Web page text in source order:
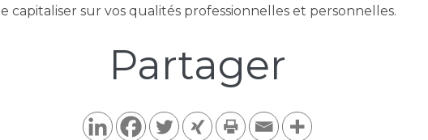
capitaliser sur vos qualités professionnelles et personnelles.
Partager​